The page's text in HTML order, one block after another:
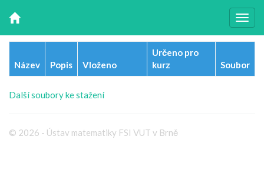
Název Popis Vloženo
Určeno pro
kurz
Soubor
Další soubory ke stažení
© 2026 - Ústav matematiky FSI VUT v Brně